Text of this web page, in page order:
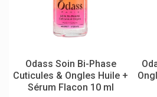
Soin du cuir chevelu et des cheveux
Soins de pieds
Soins des ongles
Ciseaux à ongles
Svr Laboratoire Dermatologique
Vitry Accessoires Vernis Et
Odass Soin Bi-Phase
Cuticules & Ongles Huile +
Sérum Flacon 10 ml